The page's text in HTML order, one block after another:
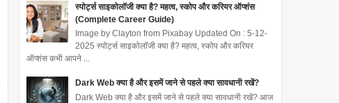
स्पोर्ट्स साइकोलॉजी क्या है? महत्व, स्कोप और करियर ऑप्शंस
(Complete Career Guide)
Image by Clayton from Pixabay Updated On : 5-12-
2025 स्पोर्ट्स साइकोलॉजी क्या है? महत्व, स्कोप और करियर
ऑप्शंस कभी आपने ...
Dark Web क्या है और इसमें जाने से पहले क्या सावधानी रखें?
Dark Web क्या है और इसमें जाने से पहले क्या सावधानी रखें? आज